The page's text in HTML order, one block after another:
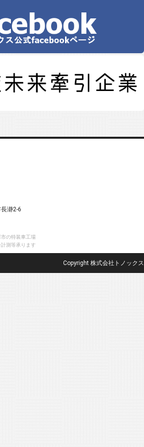
瀞2-6
の特装車工場
測等承ります
Copyright 株式会社トノックス